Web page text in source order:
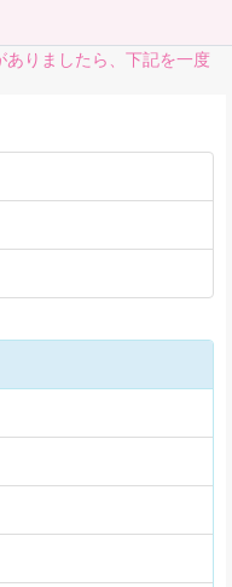
りましたら、下記を一度